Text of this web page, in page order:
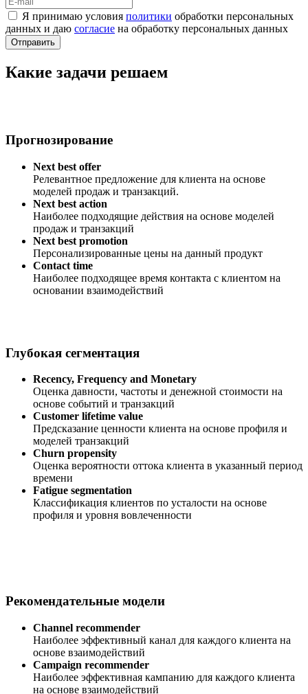
Я принимаю условия политики обработки персональных
данных и даю согласие на обработку персональных данных
Отправить
Какие задачи решаем
Прогнозирование
Next best offer
Релевантное предложение для клиента на основе
моделей продаж и транзакций.
Next best action
Наиболее подходящие действия на основе моделей
продаж и транзакций
Next best promotion
Персонализированные цены на данный продукт
Contact time
Наиболее подходящее время контакта с клиентом на
основании взаимодействий
Глубокая сегментация
Recency, Frequency and Monetary
Оценка давности, частоты и денежной стоимости на
основе событий и транзакций
Customer lifetime value
Предсказание ценности клиента на основе профиля и
моделей транзакций
Churn propensity
Оценка вероятности оттока клиента в указанный период
времени
Fatigue segmentation
Классификация клиентов по усталости на основе
профиля и уровня вовлеченности
Рекомендательные модели
Channel recommender
Наиболее эффективный канал для каждого клиента на
основе взаимодействий
Campaign recommender
Наиболее эффективная кампанию для каждого клиента
на основе взаимодействий